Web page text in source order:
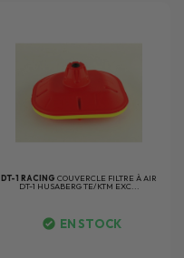
DT-1 RACINGCOUVERCLE FILTRE À AIR
DT-1 HUSABERG TE/KTM EXC...
EN STOCK